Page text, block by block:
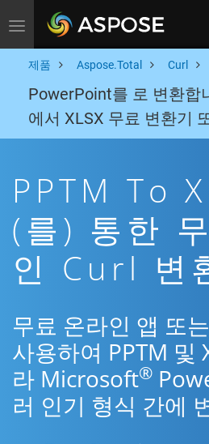
Toggle navigation
제품 Aspose.Total Curl
PowerPoint를 로 변환합
에서 XLSX 무료 변환기
PPTM To
(를) 통한
인 Curl 변
무료 온라인 앱 또
사용하여 PPTM 및
라 Microsoft®
러 인기 형식 간에